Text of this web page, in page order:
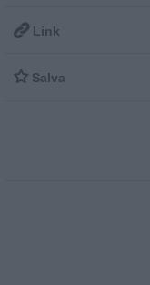
 Link
 Salva